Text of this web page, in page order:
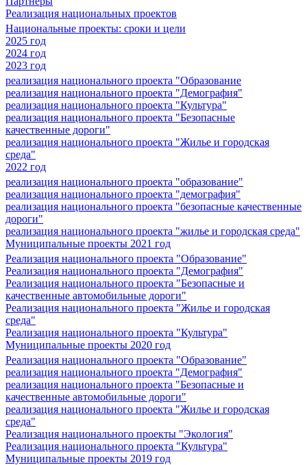
Реализация национальных проектов
Национальные проекты: сроки и цели
2025 год
2024 год
2023 год
реализация национального проекта "Образование
реализация национального проекта "Демография"
реализация национального проекта "Культура"
реализация национального проекта "Безопасные
качественные дороги"
реализация национального проекта "Жилье и городская
среда"
2022 год
реализация национального проекта "образование"
реализация национального проекта "демография"
реализация национального проекта "безопасные качественные
дороги"
реализация национального проекта "жилье и городская среда"
Муниципальные проекты 2021 год
Реализация национального проекта "Образование"
Реализация национального проекта "Демография"
Реализация национального проекта "Безопасные и
качественные автомобильные дороги"
Реализация национального проекта "Жилье и городская
среда"
Реализация национального проекта "Культура"
Муниципальные проекты 2020 год
Реализация национального проекта "Образование"
реализация национального проекта "Демография"
реализация национального проекта "Безопасные и
качественные автомобильные дороги"
реализация национального проекта "Жилье и городская
среда"
Реализация национального проекты "Экология"
Реализация национального проекта "Культура"
Муниципальные проекты 2019 год